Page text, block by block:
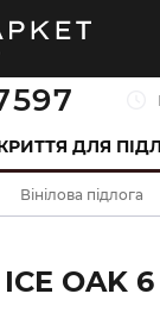
ДЛЯ
Вінілова підлога
ICE